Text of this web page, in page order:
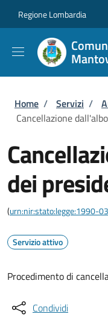
Regione Lombardia
Briciole di
Home / Servizi /
Cancellazione
dei
(urn:nir:stato:legge:1990-
Servizio attivo
Procedimento di
Condividi